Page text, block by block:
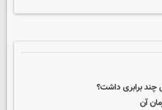
برابری داشت؟
آن